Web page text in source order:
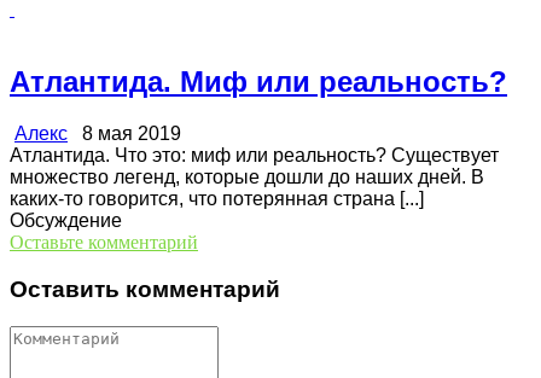
Атлантида. Миф или реальность?
Алекс 8 мая 2019
Атлантида. Что это: миф или реальность? Существует
множество легенд, которые дошли до наших дней. В
каких-то говорится, что потерянная страна [...]
Обсуждение
Оставьте комментарий
Оставить комментарий